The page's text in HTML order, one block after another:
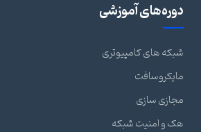
دوره‌های آموزشی
شبکه های کامپیوتری
مایکروسافت
مجازی سازی
هک و امنیت شبکه